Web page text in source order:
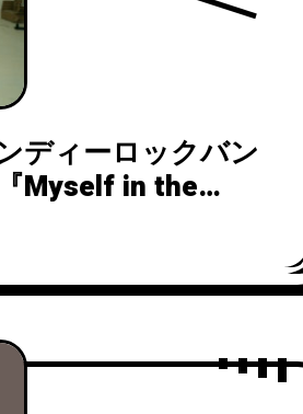
ディーロックバン
Myself in the
！